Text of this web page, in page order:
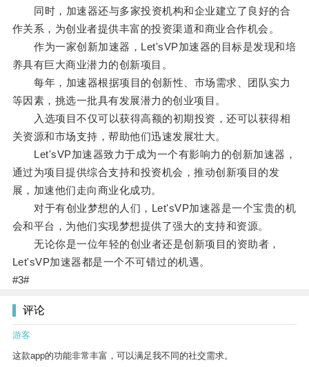
同时，加速器还与多家投资机构和企业建立了良好的合
作关系，为创业者提供丰富的投资渠道和商业合作机会。
作为一家创新加速器，Let'sVP加速器的目标是发现和培
养具有巨大商业潜力的创新项目。
每年，加速器根据项目的创新性、市场需求、团队实力
等因素，挑选一批具有发展潜力的创业项目。
入选项目不仅可以获得高额的初期投资，还可以获得相
关资源和市场支持，帮助他们迅速发展壮大。
Let'sVP加速器致力于成为一个有影响力的创新加速器，
通过为项目提供综合支持和投资机会，推动创新项目的发
展，加速他们走向商业化成功。
对于有创业梦想的人们，Let'sVP加速器是一个宝贵的机
会和平台，为他们实现梦想提供了强大的支持和资源。
无论你是一位年轻的创业者还是创新项目的资助者，
Let'sVP加速器都是一个不可错过的机遇。
#3#
评论
游客
这款app的功能非常丰富，可以满足我不同的社交需求。